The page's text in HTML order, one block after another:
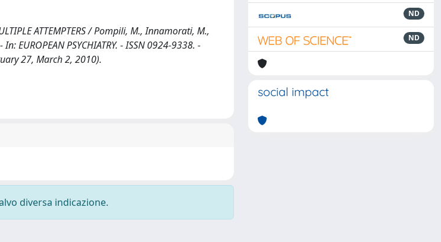
ATTEMPTERS / Pompili, M., Innamorati, M.,
EUROPEAN PSYCHIATRY. - ISSN 0924-9338. -
27, March 2, 2010).
diversa indicazione.
ND
ND
social impact